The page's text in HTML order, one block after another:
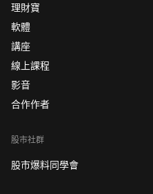
理財寶
軟體
講座
線上課程
影音
合作作者
股市社群
股市爆料同學會